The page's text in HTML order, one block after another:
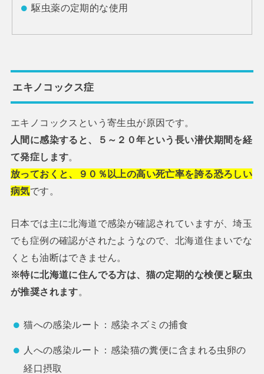
駆虫薬の定期的な使用
エキノコックス症
エキノコックスという寄生虫が原因です。
人間に感染すると、５～２０年という長い潜伏期間を経
て発症します
放っておくと、９０％以上の高い死亡率を誇る恐ろしい
病気です。
日本では主に北海道で感染が確認されていますが、埼玉
でも症例の確認がされたようなので、北海道住まいでな
くとも油断はできません。
※特に北海道に住んでる方は、猫の定期的な検便と駆虫
が推奨されます。
猫への感染ルート：感染ネズミの捕食
人への感染ルート：感染猫の糞便に含まれる虫卵の
経口摂取